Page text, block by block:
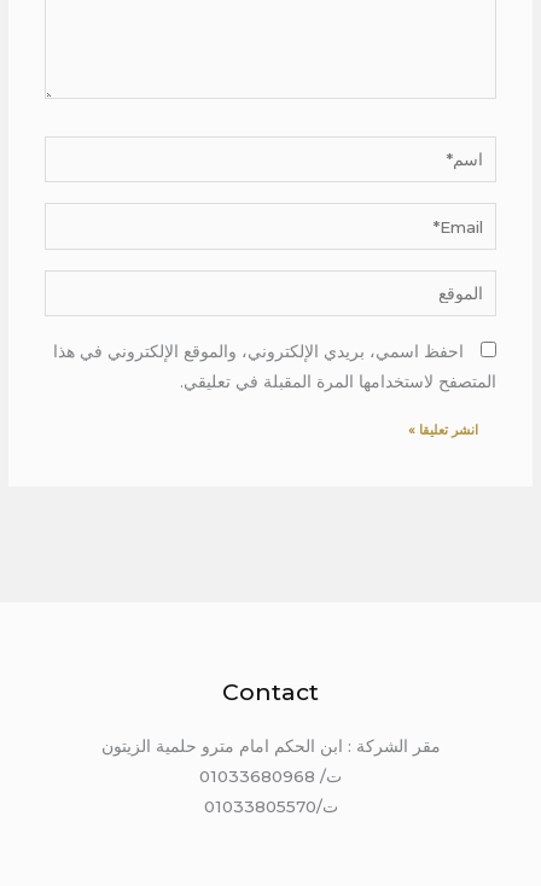
اسم*
Email*
الموقع
احفظ اسمي، بريدي الإلكتروني، والموقع الإلكتروني في هذا
المتصفح لاستخدامها المرة المقبلة في تعليقي.
Contact
مقر الشركة : ابن الحكم امام مترو حلمية الزيتون
ت/ 01033680968
ت/01033805570